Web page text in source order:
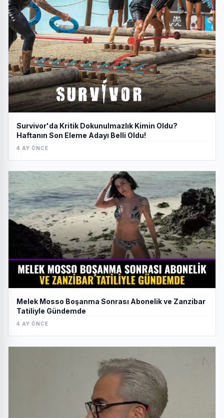
Survivor'da Kritik Dokunulmazlık Kimin Oldu?
Haftanın Son Eleme Adayı Belli Oldu!
4 AY ÖNCE
Melek Mosso Boşanma Sonrası Abonelik ve Zanzibar
Tatiliyle Gündemde
4 AY ÖNCE